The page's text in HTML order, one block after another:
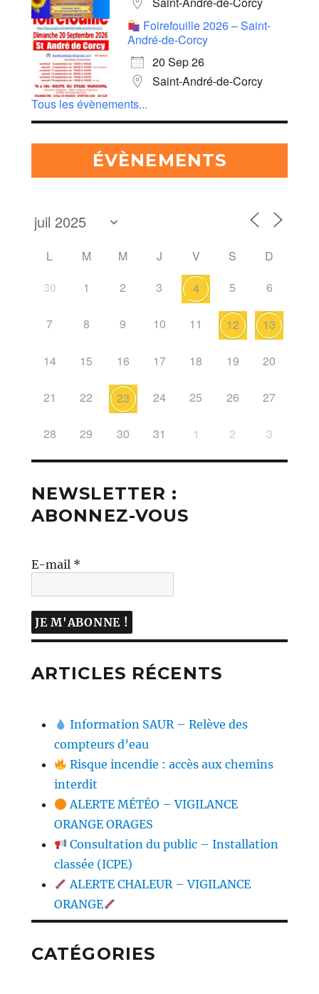
Foirefouille 2026 – Saint-
André-de-Corcy
20 Sep 26
Saint-André-de-Corcy
Tous les évènements...
ÉVÈNEMENTS
L M M J V S
D
30
1 2 3 4 5 6
7 8 9 10 11 12 13
14 15 16 17 18 19 20
21 22 23 24 25 26 27
28 29 30 31 1 2 3
NEWSLETTER :
ABONNEZ-VOUS
E-mail *
ARTICLES RÉCENTS
Information SAUR – Relève des
compteurs d’eau
Risque incendie : accès aux chemins
interdit
ALERTE MÉTÉO – VIGILANCE
ORANGE ORAGES
Consultation du public – Installation
classée (ICPE)
ALERTE CHALEUR – VIGILANCE
ORANGE
CATÉGORIES